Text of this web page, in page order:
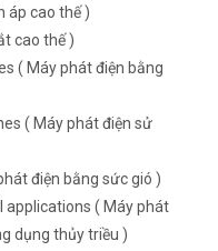
áp cao thế )
cao thế )
( Máy phát điện bằng
( Máy phát điện sử
điện bằng sức gió )
applications ( Máy phát
dụng thủy triều )